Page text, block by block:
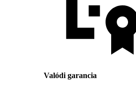
Valódi garancia